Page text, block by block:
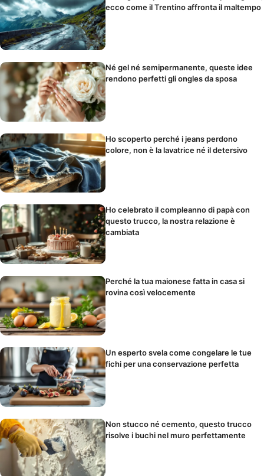
ecco come il Trentino affronta il maltempo
Né gel né semipermanente, queste idee
rendono perfetti gli ongles da sposa
Ho scoperto perché i jeans perdono
colore, non è la lavatrice né il detersivo
Ho celebrato il compleanno di papà con
questo trucco, la nostra relazione è
cambiata
Perché la tua maionese fatta in casa si
rovina così velocemente
Un esperto svela come congelare le tue
fichi per una conservazione perfetta
Non stucco né cemento, questo trucco
risolve i buchi nel muro perfettamente